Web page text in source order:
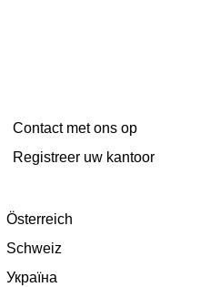
Contact met ons op
Registreer uw kantoor
Österreich
Schweiz
Україна